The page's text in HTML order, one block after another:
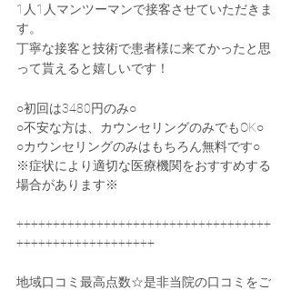
1人1人マンツーマンで接客させていただきま
す。
丁寧な接客と技術で患者様に来てかったと思
って貰えると嬉しいです！
○初回は3480円のみ○
○不安な方は、カウンセリングのみでもOK○
○カウンセリングのみはもちろん無料です○
※症状により適切な医療機関をおすすめする
場合があります※
+++++++++++++++++++++++++++++++++++
+++++++++++++++++++
地域口コミ最高点数☆是非当院の口コミをご